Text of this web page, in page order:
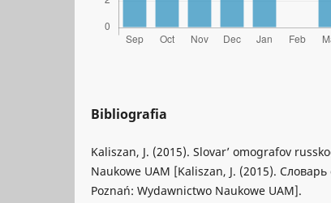
Bibliografia
Kaliszan, J. (2015). Slovar’ omografov
Naukowe UAM [Kaliszan, J. (2015).
Poznań: Wydawnictwo Naukowe UAM].